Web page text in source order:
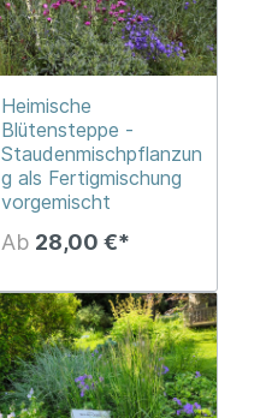
Heimische
Blütensteppe -
Staudenmischpflanzun
g als Fertigmischung
vorgemischt
Ab 28,00 €*